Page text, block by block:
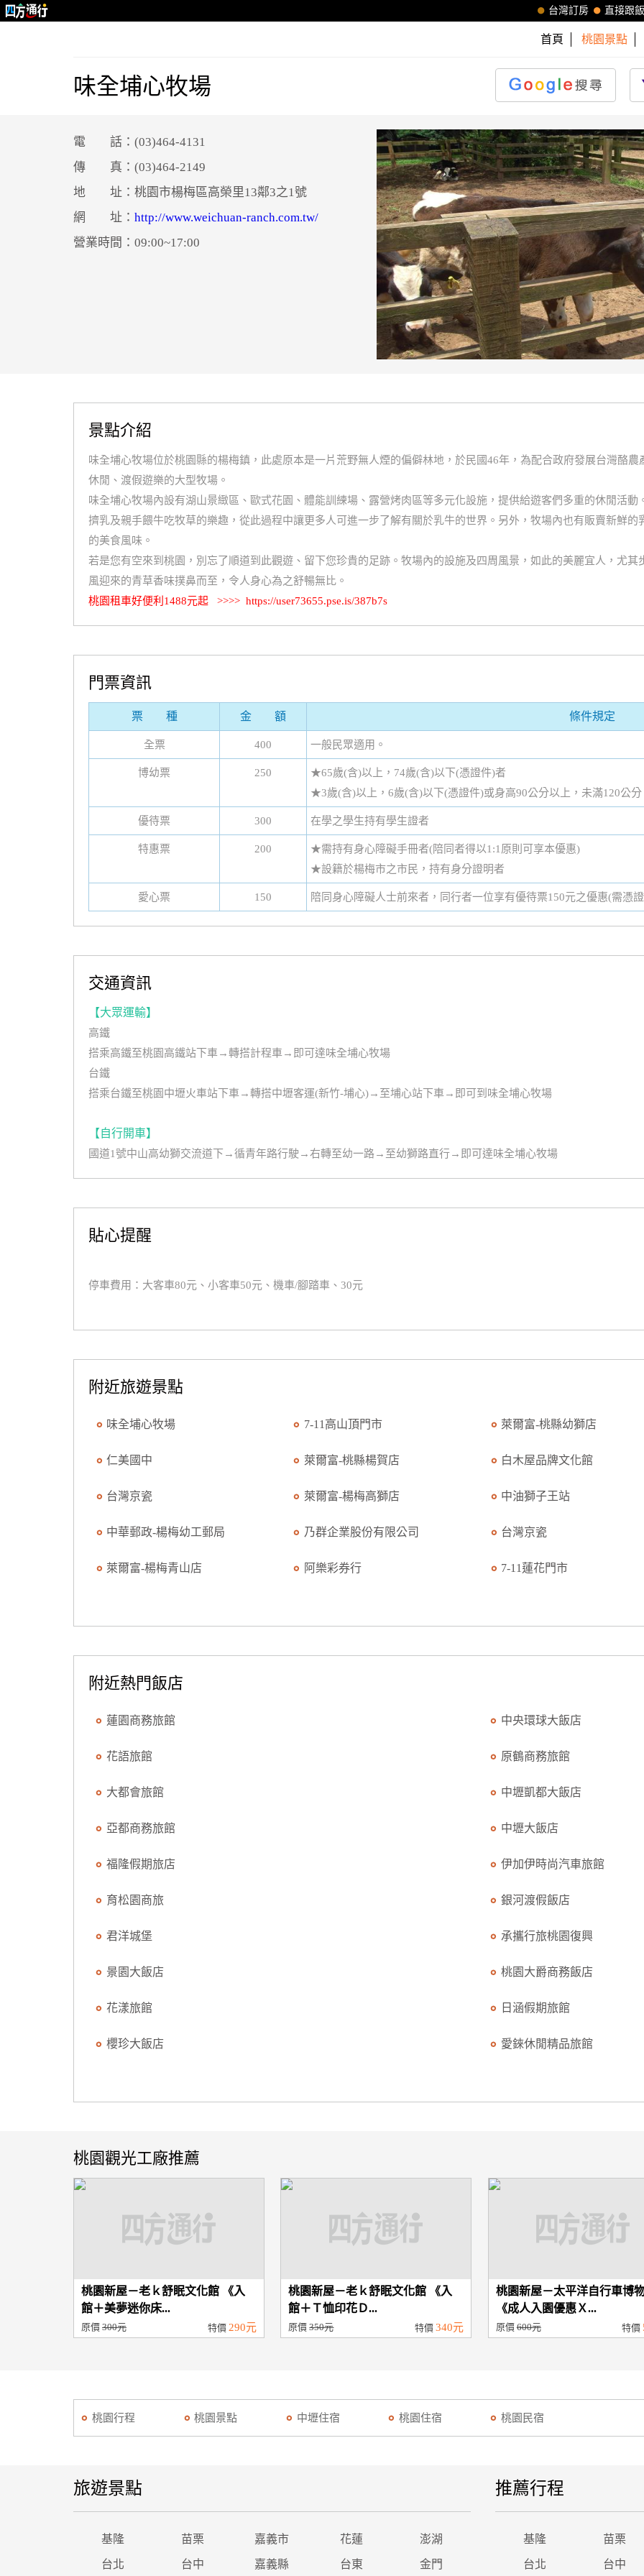
直接跟
台灣訂房
首頁 桃園景點
味全埔心牧場
電 話：(03)464-4131
傳 真：(03)464-2149
地 址：桃園市楊梅區高榮里13鄰3之1號
網 址： http://www.weichuan-ranch.com.tw/
營業時間：09:00~17:00
景點介紹
味全埔心牧場位於桃園縣的楊梅鎮，此處原本是一片荒野無人煙的偏僻林地，於民國46年，為配合政府發展台灣酪
休閒、渡假遊樂的大型牧場。
味全埔心牧場內設有湖山景緻區、歐式花園、體能訓練場、露營烤肉區等多元化設施，提供給遊客們多重的休閒活
擠乳及親手餵牛吃牧草的樂趣，從此過程中讓更多人可進一步了解有關於乳牛的世界。另外，牧場內也有販賣新鮮
的美食風味。
若是您有空來到桃園，別忘了順道到此觀遊、留下您珍貴的足跡。牧場內的設施及四周風景，如此的美麗宜人，尤
風迎來的青草香味撲鼻而至，令人身心為之舒暢無比。
桃園租車好便利1488元起 >>>> https://user73655.pse.is/387b7s
門票資訊
票 種 金 額 條件規定
全票 400 一般民眾適用。
博幼票 250
★65歲(含)以上，74歲(含)以下(憑證件)者
★3歲(含)以上，6歲(含)以下(憑證件)或身高90公分以上，未滿120公分
優待票 300 在學之學生持有學生證者
特惠票 200
★需持有身心障礙手冊者(陪同者得以1:1原則可享本優惠)
★設籍於楊梅市之市民，持有身分證明者
愛心票 150 陪同身心障礙人士前來者，同行者一位享有優待票150元之優惠(需憑
交通資訊
【大眾運輸】
高鐵
搭乘高鐵至桃園高鐵站下車→轉搭計程車→即可達味全埔心牧場
台鐵
搭乘台鐵至桃園中壢火車站下車→轉搭中壢客運(新竹-埔心)→至埔心站下車→即可到味全埔心牧場
【自行開車】
國道1號中山高幼獅交流道下→循青年路行駛→右轉至幼一路→至幼獅路直行→即可達味全埔心牧場
貼心提醒
停車費用：大客車80元、小客車50元、機車/腳踏車、30元
附近旅遊景點
味全埔心牧場 7-11高山頂門市 萊爾富-桃縣幼獅店
仁美國中 萊爾富-桃縣楊賀店 白木屋品牌文化館
台灣京瓷 萊爾富-楊梅高獅店 中油獅子王站
中華郵政-楊梅幼工郵局 乃群企業股份有限公司 台灣京瓷
萊爾富-楊梅青山店 阿樂彩券行 7-11蓮花門市
附近熱門飯店
蓮園商務旅館 中央環球大飯店
花語旅館 原鶴商務旅館
大都會旅館 中壢凱都大飯店
亞都商務旅館 中壢大飯店
福隆假期旅店 伊加伊時尚汽車旅館
育松園商旅 銀河渡假飯店
君洋城堡 承攜行旅桃園復興
景園大飯店 桃園大爵商務飯店
花漾旅館 日涵假期旅館
櫻珍大飯店 愛錸休閒精品旅館
桃園觀光工廠推薦
桃園新屋－老ｋ舒眠文化館 《入
館＋美夢迷你床...
原價 300元 特價 290元
桃園新屋－老ｋ舒眠文化館 《入
館＋Ｔ恤印花Ｄ...
原價350元 特價340元
桃園新屋－太平洋自行車博
《成人入園優惠Ｘ...
原價600元 特價
桃園行程 桃園景點 中壢住宿 桃園住宿 桃園民宿
旅遊景點
基隆 苗栗 嘉義市 花蓮 澎湖
台北 台中 嘉義縣 台東 金門
推薦行程
基隆 苗栗
台北 台中